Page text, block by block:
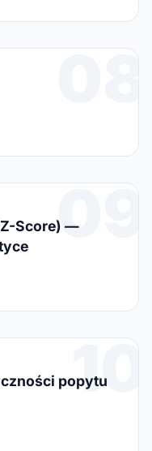
08
09
Score) —
10
popytu